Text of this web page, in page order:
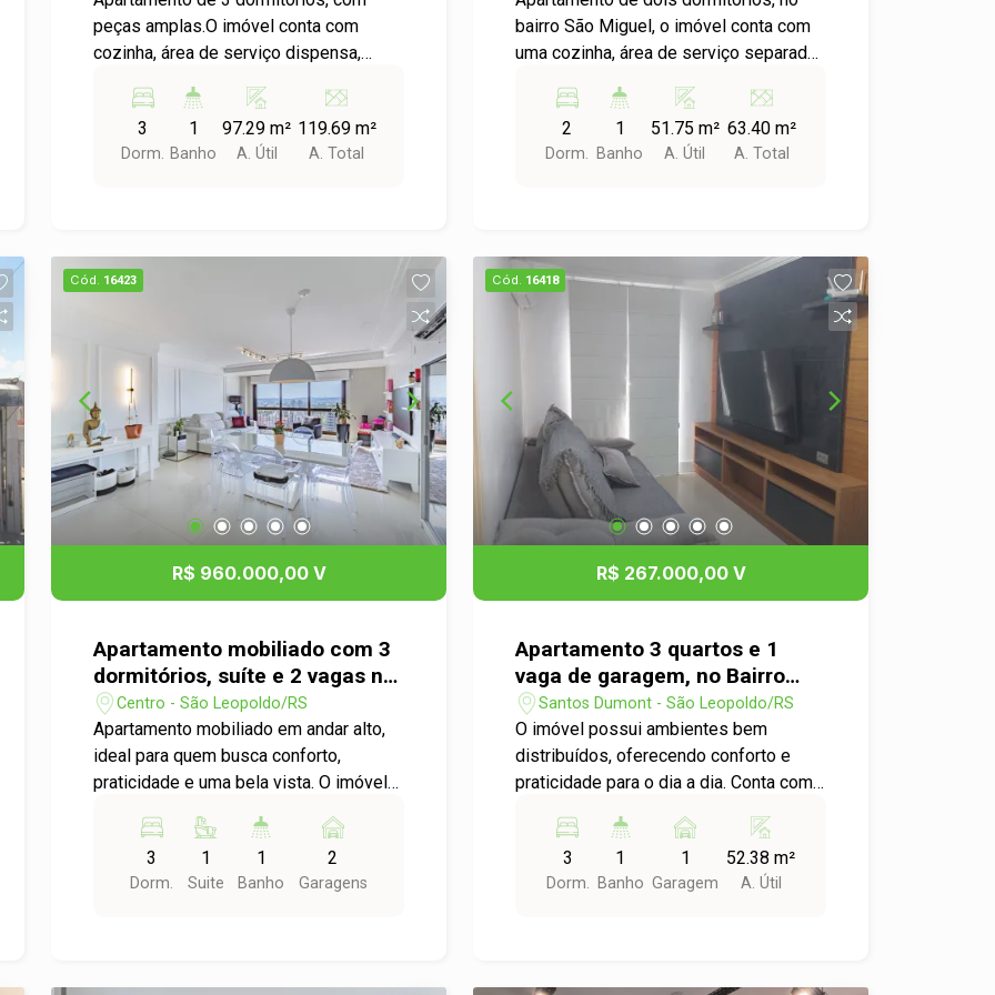
peças amplas.O imóvel conta com
cozinha, área de serviço dispensa,
jantar, dois elevadores.Prédio de
esquina com a independência perto de
todo o comercio do cidade.
3
Dorm.
1
Banho
97.29 m²
A. Útil
119.69 m²
A. Total
bairro São Miguel, o imóvel conta com
uma cozinha, área de serviço separada,
distribuídas e sala de estar. Próximo ao
mercado macromix de fácil acesso a
BR 116.
2
Dorm.
1
Banho
51.75 m²
A. Útil
63.40 m²
A. Total
Cód. 16423
R$ 960.000,00 V
Apartamento mobiliado com 3
dormitórios, suíte e 2 vagas no
Centro de São Leopoldo
Centro - São Leopoldo/RS
Apartamento mobiliado em andar alto,
ideal para quem busca conforto,
praticidade e uma bela vista. O imóvel
ambientes bem distribuídos e
mobiliados, proporcionando um espaço
aconchegante e pronto para morar. A
3
Dorm.
1
Suite
1
Banho
2
Garagens
Cód. 16418
R$ 267.000,00 V
Apartamento 3 quartos e 1
vaga de garagem, no Bairro
Santos Dumont em São
Leopoldo.
Santos Dumont - São Leopoldo/RS
O imóvel possui ambientes bem
distribuídos, oferecendo conforto e
praticidade para o dia a dia. Conta com
funcional, banheiro social e ótima
iluminação natural. Localizado em uma
região tranquila e com fácil acesso a
3
Dorm.
1
Banho
1
Garagem
52.38 m²
A. Útil